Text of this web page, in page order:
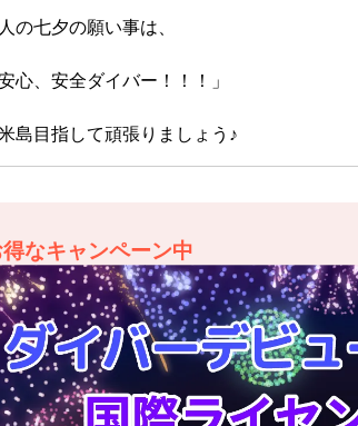
の七夕の願い事は、
安心、安全ダイバー！！！」
島目指して頑張りましょう♪
なキャンペーン中